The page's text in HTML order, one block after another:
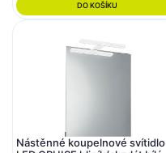
DO KOŠÍKU
Nástěnné koupelnové svítidlo